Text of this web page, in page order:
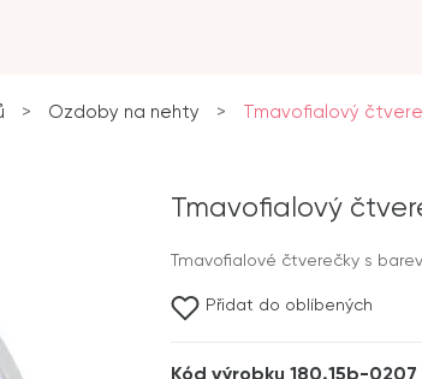
> Ozdoby na nehty > Tmavofialový
Tmavofialový
Tmavofialové čtverečky s
Přidat do oblíbených